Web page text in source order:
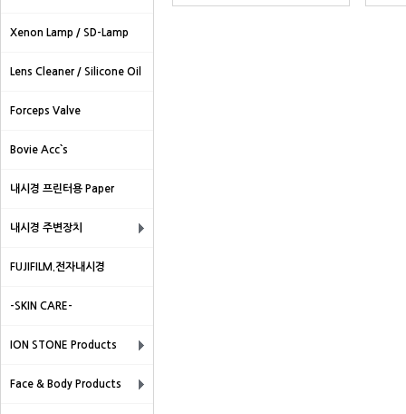
Xenon Lamp / SD-Lamp
Lens Cleaner / Silicone Oil
Forceps Valve
Bovie Acc`s
내시경 프린터용 Paper
내시경 주변장치
FUJIFILM.전자내시경
-SKIN CARE-
ION STONE Products
Face & Body Products